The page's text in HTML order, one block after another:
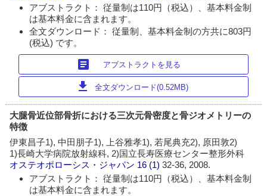
アブストラクト： 従量制は110円（税込）、基本料金制
は基本料金に含まれます。
全文ダウンロード： 従量制、基本料金制の方共に803円
(税込) です。
article アブストラクトを見る
download 全文ダウンロード(0.52MB)
大腿骨近位部骨折における三次元骨密度と骨ジオメトリーの
特徴
伊東昌子1), 中田朋子1), 上谷雅孝1), 若尾典充2), 原田敦2)
1)長崎大学病院放射線科, 2)国立長寿医療センター整形外科
オステオポローシス・ジャパン 16 (1)32-36, 2008.
アブストラクト： 従量制は110円（税込）、基本料金制
は基本料金に含まれます。